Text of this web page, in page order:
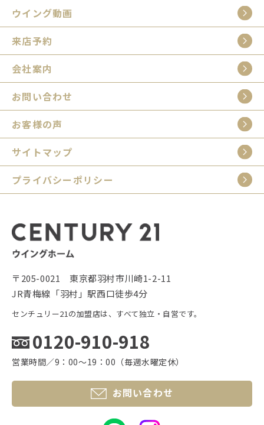
ウイング動画
来店予約
会社案内
お問い合わせ
お客様の声
サイトマップ
プライバシーポリシー
〒205-0021 東京都羽村市川崎1-2-11
JR青梅線「羽村」駅西口徒歩4分
センチュリー21の加盟店は、すべて独立・自営です。
0120-910-918
営業時間／9：00〜19：00（毎週水曜定休）
お問い合わせ